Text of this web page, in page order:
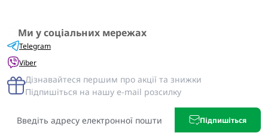
Ми у соціальних мережах
Telegram
Viber
Дізнавайтеся першим про акції та знижки
Підпишіться на нашу e-mail розсилку
Підпишіться